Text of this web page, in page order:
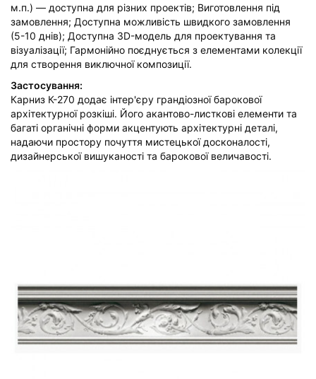
м.п.) — доступна для різних проектів; Виготовлення під
замовлення; Доступна можливість швидкого замовлення
(5-10 днів); Доступна 3D-модель для проектування та
візуалізації; Гармонійно поєднується з елементами колекції
для створення виключної композиції.
Застосування:
Карниз К-270 додає інтер'єру грандіозної барокової
архітектурної розкіші. Його акантово-листкові елементи та
багаті органічні форми акцентують архітектурні деталі,
надаючи простору почуття мистецької досконалості,
дизайнерської вишуканості та барокової величавості.